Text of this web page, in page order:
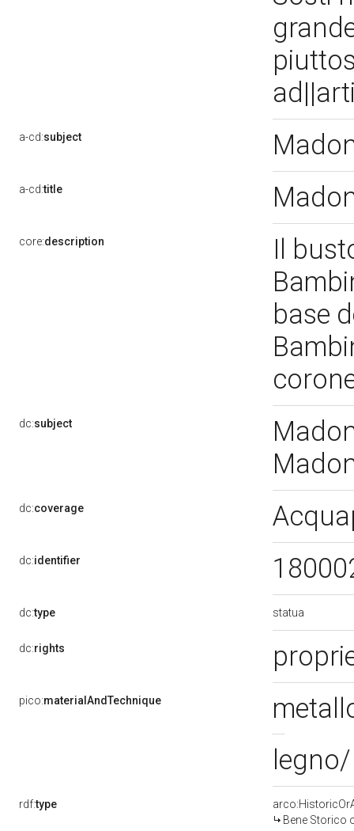
a-cd:subject
a-cd:title
core:description
Il
base
dc:subject
dc:coverage
dc:identifier
dc:type statua
dc:rights
pico:materialAndTechnique
rdf:type
Bene Storico